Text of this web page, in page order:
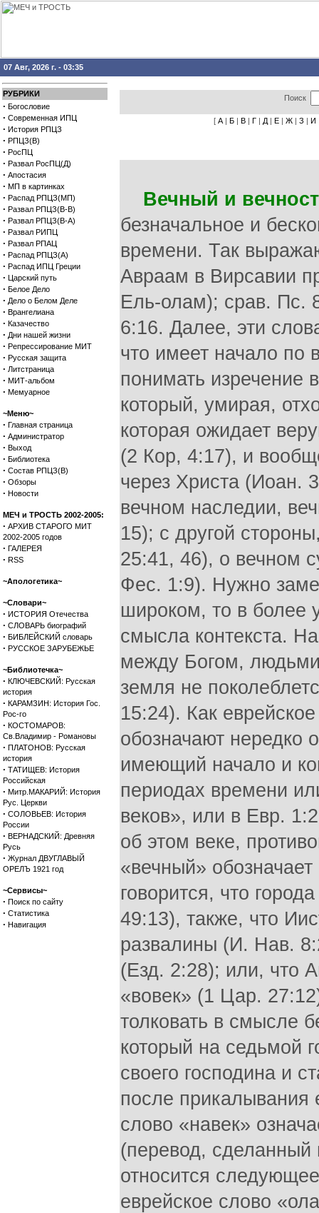
07 Авг, 2026 г. - 03:35
РУБРИКИ
· Богословие
· Современная ИПЦ
· История РПЦЗ
· РПЦЗ(В)
· РосПЦ
· Развал РосПЦ(Д)
· Апостасия
· МП в картинках
· Распад РПЦЗ(МП)
· Развал РПЦЗ(В-В)
· Развал РПЦЗ(В-А)
· Развал РИПЦ
· Развал РПАЦ
· Распад РПЦЗ(А)
· Распад ИПЦ Греции
· Царский путь
· Белое Дело
· Дело о Белом Деле
· Врангелиана
· Казачество
· Дни нашей жизни
· Репрессирование МИТ
· Русская защита
· Литстраница
· МИТ-альбом
· Мемуарное
~Меню~
· Главная страница
· Администратор
· Выход
· Библиотека
· Состав РПЦЗ(В)
· Обзоры
· Новости
МЕЧ и ТРОСТЬ 2002-2005:
· АРХИВ СТАРОГО МИТ
2002-2005 годов
· ГАЛЕРЕЯ
· RSS
~Апологетика~
~Словари~
· ИСТОРИЯ Отечества
· СЛОВАРЬ биографий
· БИБЛЕЙСКИЙ словарь
· РУССКОЕ ЗАРУБЕЖЬЕ
~Библиотечка~
· КЛЮЧЕВСКИЙ: Русская
история
· КАРАМЗИН: История Гос.
Рос-го
· КОСТОМАРОВ:
Св.Владимир - Романовы
· ПЛАТОНОВ: Русская
история
· ТАТИЩЕВ: История
Российская
· Митр.МАКАРИЙ: История
Рус. Церкви
· СОЛОВЬЕВ: История
России
· ВЕРНАДСКИЙ: Древняя
Русь
· Журнал ДВУГЛАВЫЙ
ОРЕЛЪ 1921 год
~Сервисы~
· Поиск по сайту
· Статистика
· Навигация
Поиск
[ А | Б | В | Г | Д | Е | Ж | З | И
Вечный и
безначальное и
времени. Так
Авраам в Вирсавии
Ель-олам); срав. Пс.
6:16. Далее, эти
что имеет начало по
понимать изречение
который, умирая,
которая ожидает
(2 Кор, 4:17), и
через Христа (Иоан.
вечном наследии,
15); с другой
25:41, 46), о вечном
Фес. 1:9). Нужно
широком, то в более
смысла контекста.
между Богом,
земля не
15:24). Как
обозначают нередко
имеющий начало и
периодах времени
веков», или в Евр.
об этом веке,
«вечный»
говорится, что
49:13), также, что
развалины (И. Нав.
(Езд. 2:28); или, что
«вовек» (1 Цар.
толковать в смысле
который на седьмой
своего господина и
после прикалывания
слово «навек»
(перевод, сделанный
относится
еврейское слово